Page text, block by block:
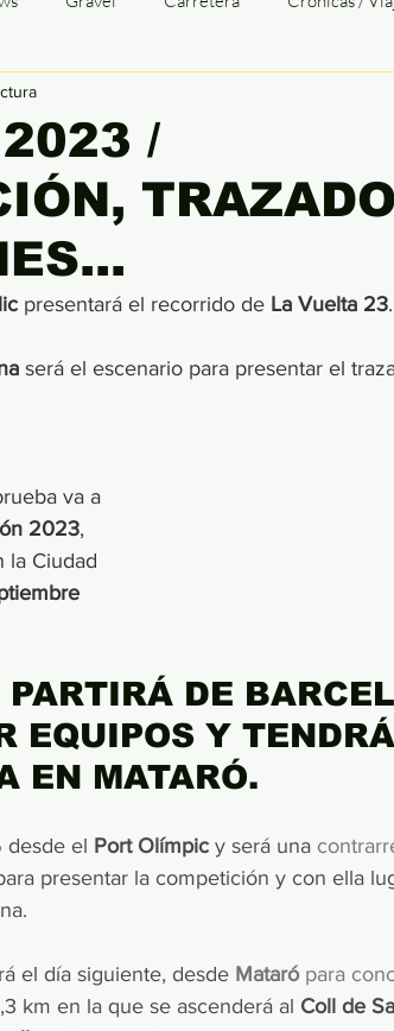
Opinión
Duatlón Cómic Patologías
/
presentará el recorrido de La Vuelta 23.
será el escenario para presentar el
va a
2023,
la Ciudad
DE
EQUIPOS Y
EN MATARÓ.
desde el Port Olímpic y será una
presentar la competición y con ella
el día siguiente, desde Mataró para
km en la que se ascenderá al Coll de